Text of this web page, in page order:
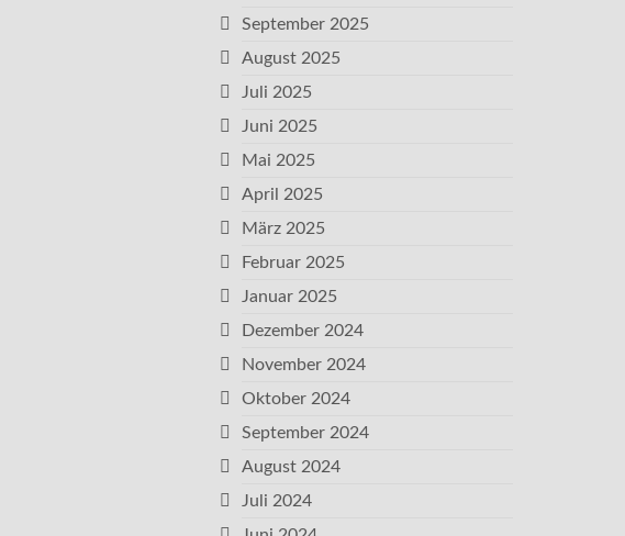
September 2025
August 2025
Juli 2025
Juni 2025
Mai 2025
April 2025
März 2025
Februar 2025
Januar 2025
Dezember 2024
November 2024
Oktober 2024
September 2024
August 2024
Juli 2024